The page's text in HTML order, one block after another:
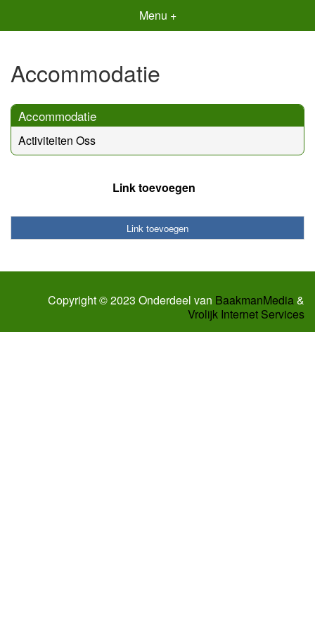
Menu +
Accommodatie
Accommodatie
Activiteiten Oss
Link toevoegen
Link toevoegen
Copyright © 2023 Onderdeel van BaakmanMedia&
Vrolijk Internet Services